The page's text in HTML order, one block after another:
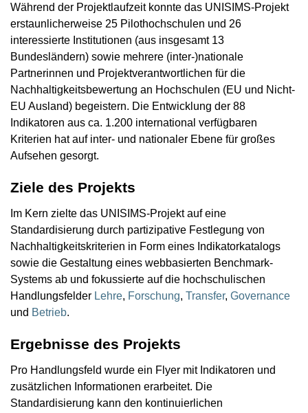
Während der Projektlaufzeit konnte das UNISIMS-Projekt
erstaunlicherweise 25 Pilothochschulen und 26
interessierte Institutionen (aus insgesamt 13
Bundesländern) sowie mehrere (inter-)nationale
Partnerinnen und Projektverantwortlichen für die
Nachhaltigkeitsbewertung an Hochschulen (EU und Nicht-
EU Ausland) begeistern. Die Entwicklung der 88
Indikatoren aus ca. 1.200 international verfügbaren
Kriterien hat auf inter- und nationaler Ebene für großes
Aufsehen gesorgt.
Ziele des Projekts
Im Kern zielte das UNISIMS-Projekt auf eine
Standardisierung durch partizipative Festlegung von
Nachhaltigkeitskriterien in Form eines Indikatorkatalogs
sowie die Gestaltung eines webbasierten Benchmark-
Systems ab und fokussierte auf die hochschulischen
Handlungsfelder Lehre, Forschung, Transfer, Governance
und Betrieb.
Ergebnisse des Projekts
Pro Handlungsfeld wurde ein Flyer mit Indikatoren und
zusätzlichen Informationen erarbeitet. Die
Standardisierung kann den kontinuierlichen